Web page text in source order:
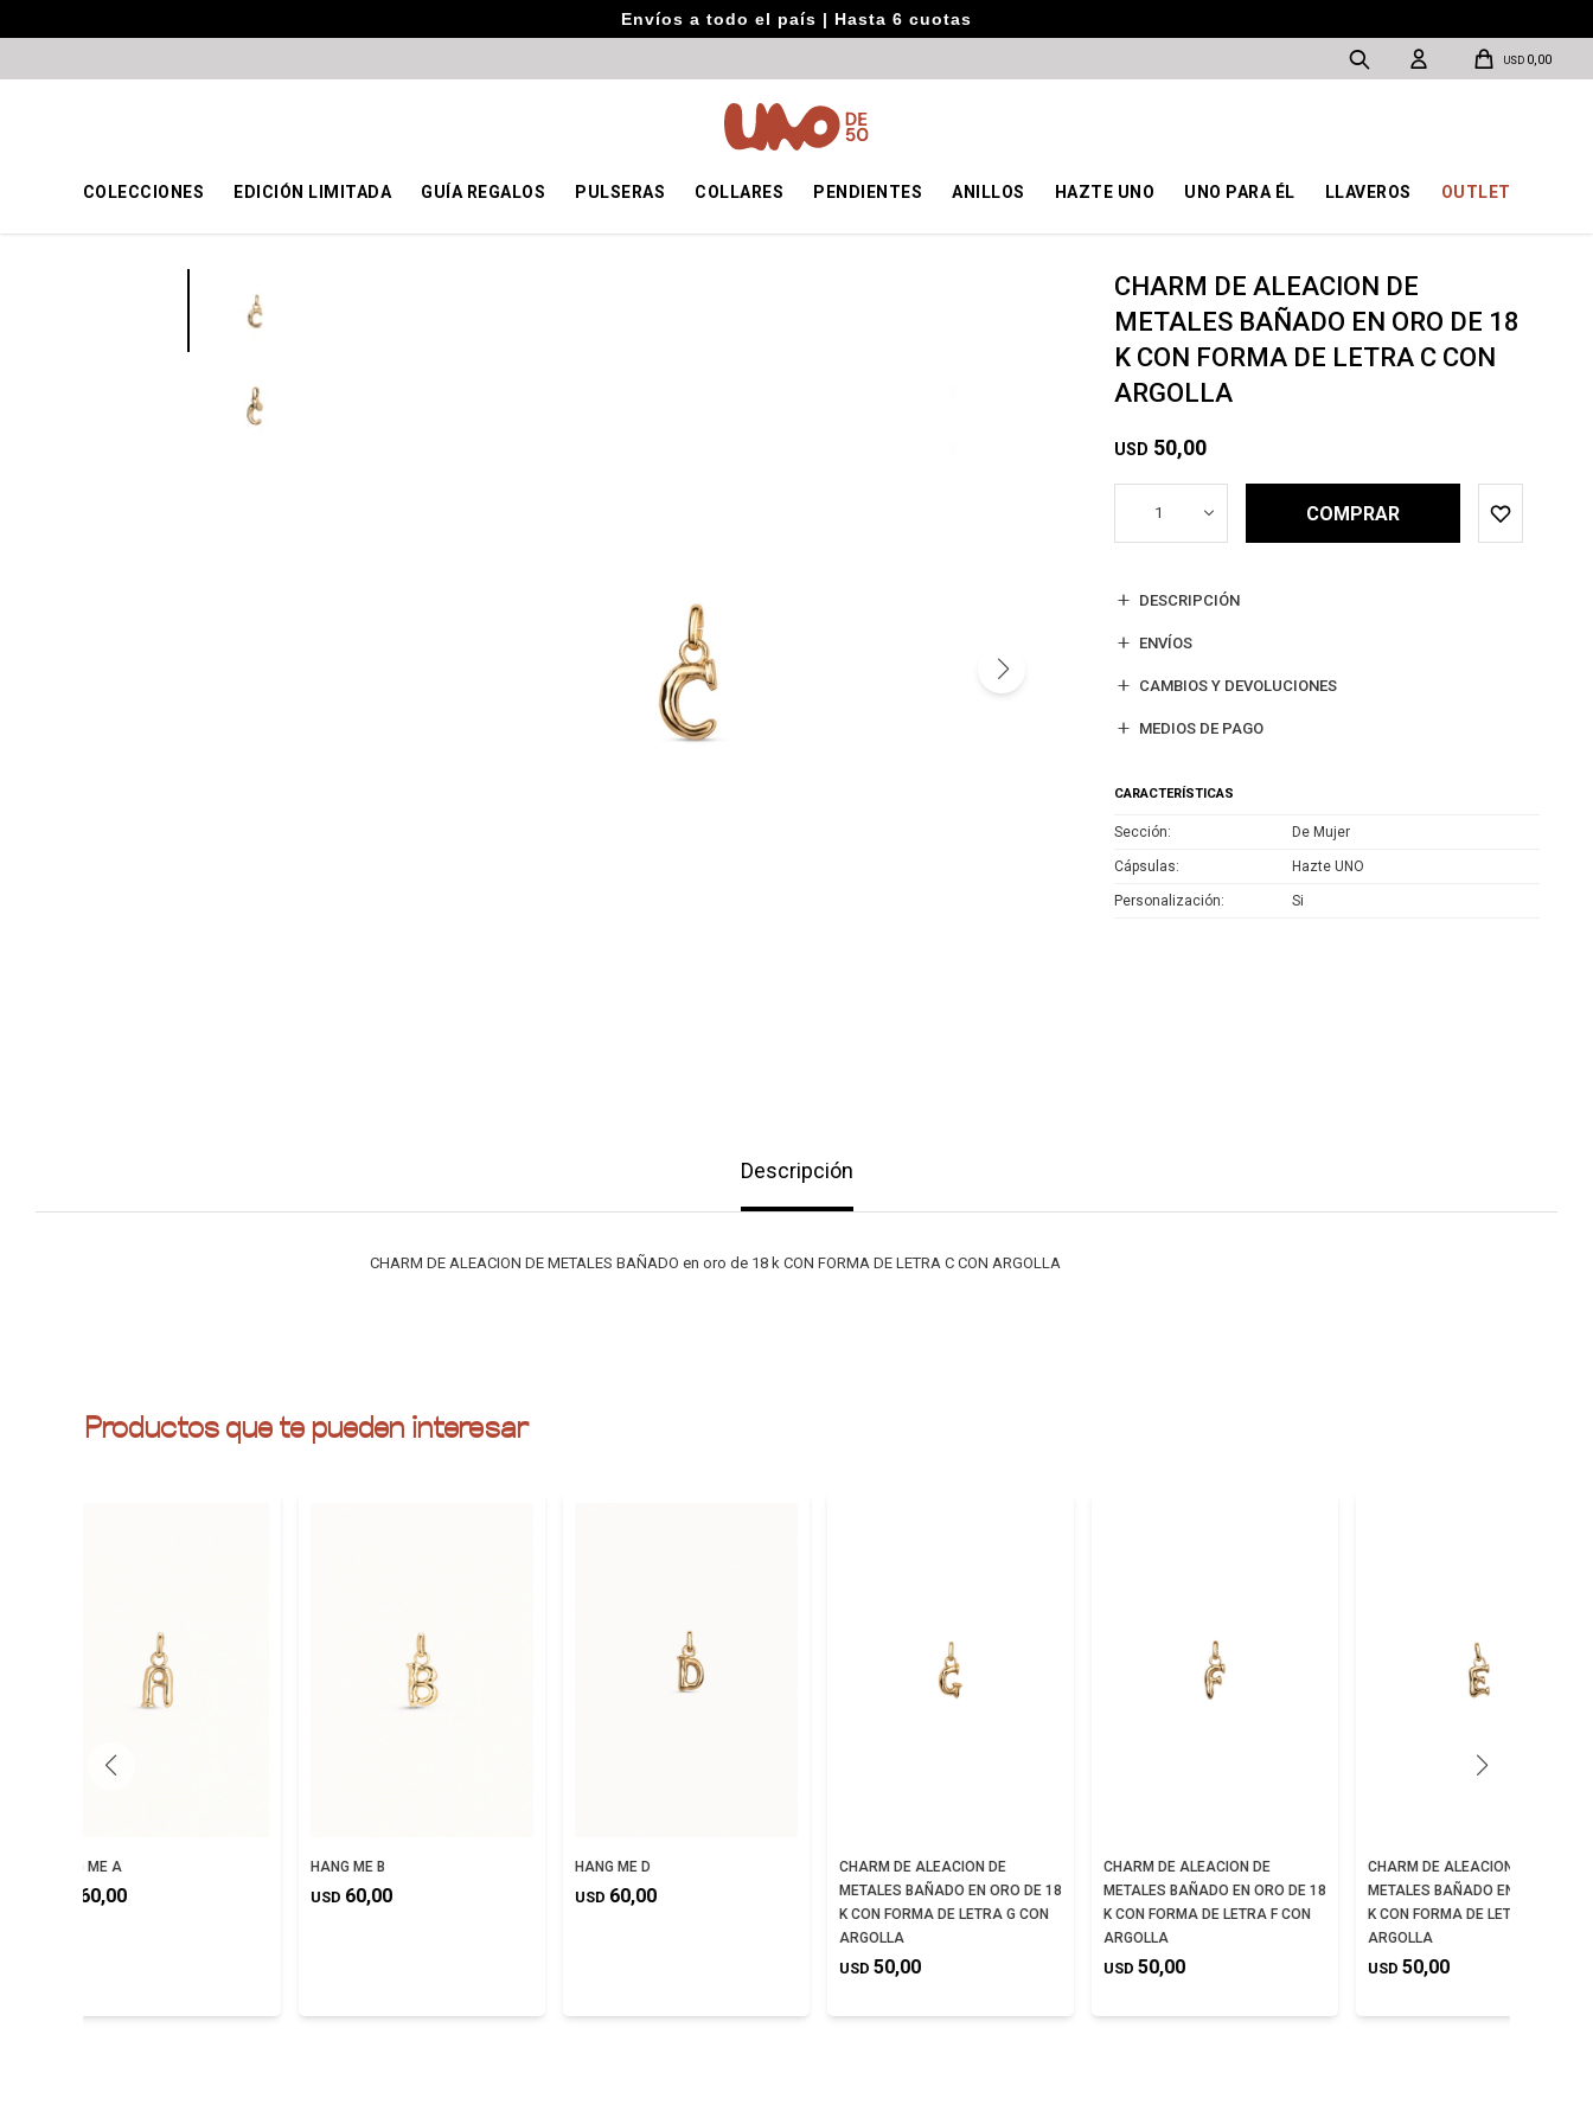
Envíos a todo el país | Hasta 6 cuotas
COLECCIONES EDICIÓN LIMITADA GUÍA REGALOS PULSERAS COLLARES PENDIENTES ANILLOS HAZTE UNO UNO PARA ÉL LLAVEROS OUTLET
USD 0,00
CHARM DE ALEACION DE
METALES BAÑADO EN ORO DE 18
K CON FORMA DE LETRA C CON
ARGOLLA
USD 50,00
1 COMPRAR
DESCRIPCIÓN
ENVÍOS
CAMBIOS Y DEVOLUCIONES
MEDIOS DE PAGO
CARACTERÍSTICAS
Sección De Mujer
Cápsulas Hazte UNO
Personalización Si
Descripción
CHARM DE ALEACION DE METALES BAÑADO en oro de 18 k CON FORMA DE LETRA C CON ARGOLLA
Productos que te pueden interesar
HANG ME A
60,00
HANG ME B
USD 60,00
HANG ME D
USD 60,00
CHARM DE ALEACION DE
METALES BAÑADO EN ORO DE 18
K CON FORMA DE LETRA G CON
ARGOLLA
USD 50,00
CHARM DE ALEACION DE
METALES BAÑADO EN ORO DE 18
K CON FORMA DE LETRA F CON
ARGOLLA
USD 50,00
CHARM DE ALEACION DE
METALES BAÑADO EN ORO DE 18
K CON FORMA DE LETRA E CON
ARGOLLA
USD 50,00